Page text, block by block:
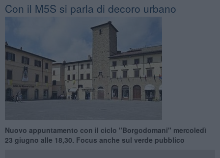
Con il M5S si parla di decoro urbano
Nuovo appuntamento con il ciclo "Borgodomani" mercoledì
23 giugno alle 18,30. Focus anche sul verde pubblico